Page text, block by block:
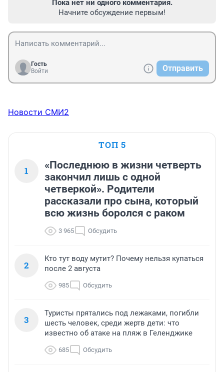
Пока нет ни одного комментария.
Начните обсуждение первым!
Гость
Войти
Отправить
Новости СМИ2
ТОП 5
1
«Последнюю в жизни четверть
закончил лишь с одной
четверкой». Родители
рассказали про сына, который
всю жизнь боролся с раком
3 965 Обсудить
2
Кто тут воду мутит? Почему нельзя купаться
после 2 августа
985 Обсудить
3
Туристы прятались под лежаками, погибли
шесть человек, среди жертв дети: что
известно об атаке на пляж в Геленджике
685 Обсудить